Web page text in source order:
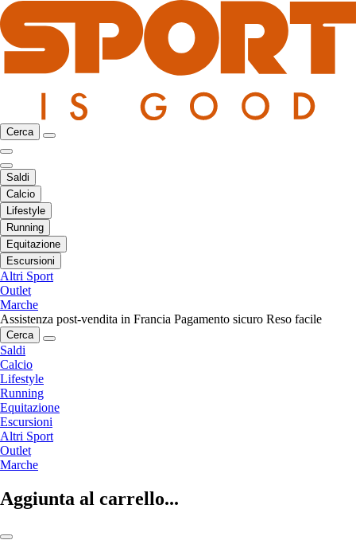
Cerca
Saldi
Calcio
Lifestyle
Running
Equitazione
Escursioni
Altri Sport
Outlet
Marche
Assistenza post-vendita in Francia Pagamento sicuro Reso facile
Cerca
Saldi
Calcio
Lifestyle
Running
Equitazione
Escursioni
Altri Sport
Outlet
Marche
Aggiunta al carrello...